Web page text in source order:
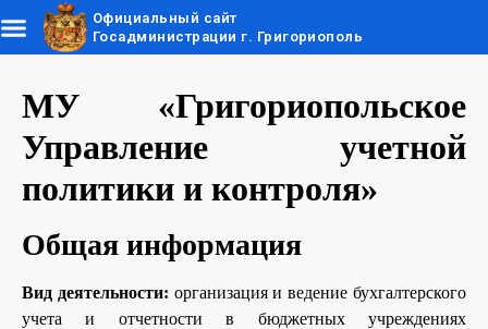
Официальный сайт
Госадминистрации г. Григориополь
МУ «Григориопольское
Управление учетной
политики и контроля»
Общая информация
Вид деятельности: организация и ведение бухгалтерского
учета и отчетности в бюджетных учреждениях